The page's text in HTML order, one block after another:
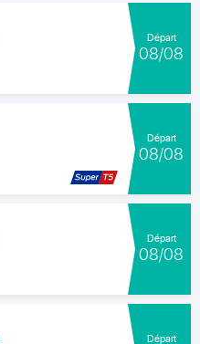
Départ
08/08
Départ
08/08
Départ
08/08
Départ